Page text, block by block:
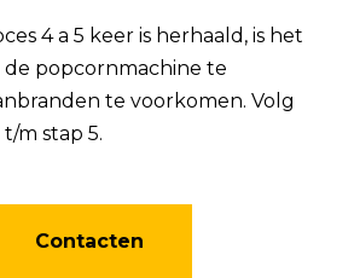
4 a 5 keer is herhaald, is het
popcornmachine te
te voorkomen. Volg
t/m stap 5.
Contacten